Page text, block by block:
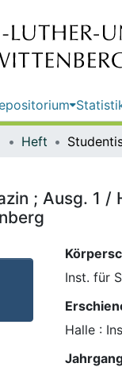
Heft
; Ausg. 1
Inst. für
Halle :